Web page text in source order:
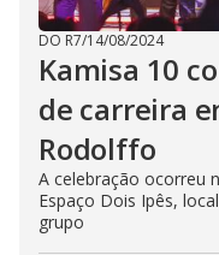
DO R7/14/08/2024
Kamisa 10
de carreira
Rodolffo
A celebração ocorreu
Espaço Dois Ipês,
grupo